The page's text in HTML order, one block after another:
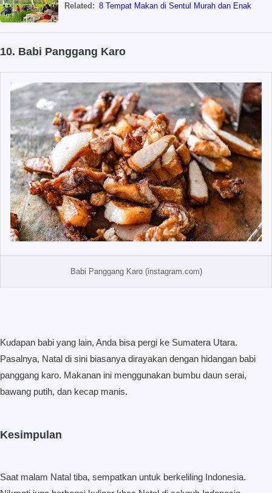
Related: 8 Tempat Makan di Sentul Murah dan Enak
10. Babi Panggang Karo
Babi Panggang Karo (instagram.com)
Kudapan babi yang lain, Anda bisa pergi ke Sumatera Utara.
Pasalnya, Natal di sini biasanya dirayakan dengan hidangan babi
panggang karo. Makanan ini menggunakan bumbu daun serai,
bawang putih, dan kecap manis.
Kesimpulan
Saat malam Natal tiba, sempatkan untuk berkeliling Indonesia.